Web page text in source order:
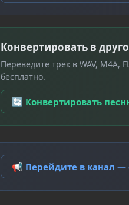
Конвертировать в
Переведите трек в WAV, M4A,
бесплатно.
🔄 Конвертировать
📢 Перейдите в канал